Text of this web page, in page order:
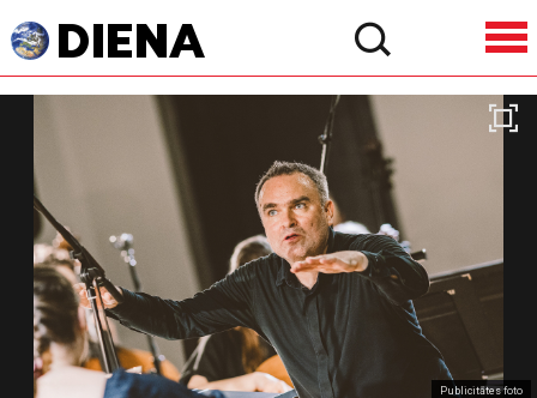
Publicitātes foto